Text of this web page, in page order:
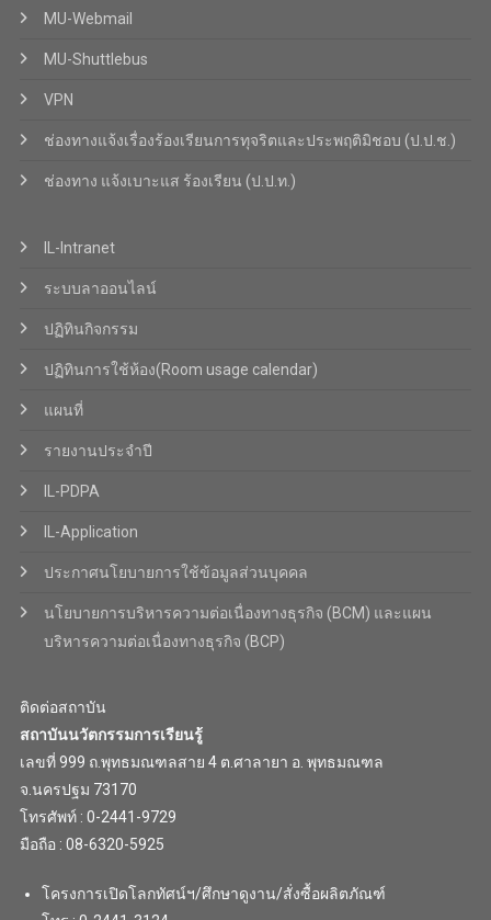
MU-Webmail
MU-Shuttlebus
VPN
ช่องทางแจ้งเรื่องร้องเรียนการทุจริตและประพฤติมิชอบ (ป.ป.ช.)
ช่องทาง แจ้งเบาะแส ร้องเรียน (ป.ป.ท.)
IL-Intranet
ระบบลาออนไลน์
ปฏิทินกิจกรรม
ปฏิทินการใช้ห้อง(Room usage calendar)
แผนที่
รายงานประจำปี
IL-PDPA
IL-Application
ประกาศนโยบายการใช้ข้อมูลส่วนบุคคล
นโยบายการบริหารความต่อเนื่องทางธุรกิจ (BCM) และแผน
บริหารความต่อเนื่องทางธุรกิจ (BCP)
ติดต่อสถาบัน
สถาบันนวัตกรรมการเรียนรู้
เลขที่ 999 ถ.พุทธมณฑลสาย 4 ต.ศาลายา อ. พุทธมณฑล
จ.นครปฐม 73170
โทรศัพท์ : 0-2441-9729
มือถือ : 08-6320-5925
โครงการเปิดโลกทัศน์ฯ/ศึกษาดูงาน/สั่งซื้อผลิตภัณฑ์